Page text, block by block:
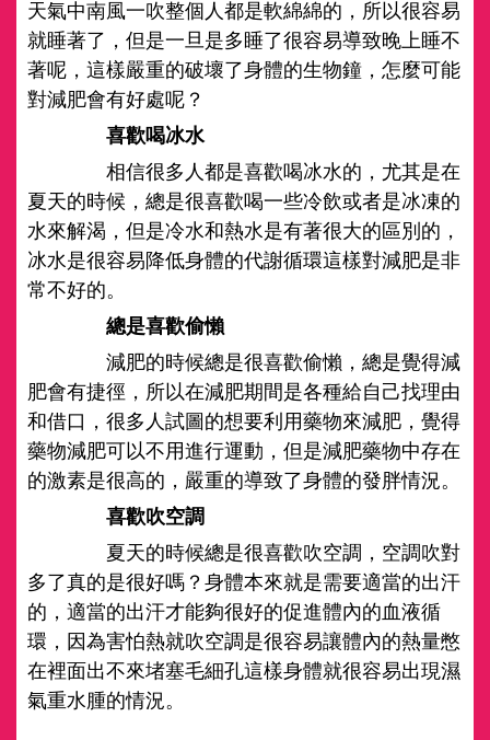
天氣中南風一吹整個人都是軟綿綿的，所以很容易
就睡著了，但是一旦是多睡了很容易導致晚上睡不
著呢，這樣嚴重的破壞了身體的生物鐘，怎麼可能
對減肥會有好處呢？
喜歡喝冰水
相信很多人都是喜歡喝冰水的，尤其是在
夏天的時候，總是很喜歡喝一些冷飲或者是冰凍的
水來解渴，但是冷水和熱水是有著很大的區別的，
冰水是很容易降低身體的代謝循環這樣對減肥是非
常不好的。
總是喜歡偷懶
減肥的時候總是很喜歡偷懶，總是覺得減
肥會有捷徑，所以在減肥期間是各種給自己找理由
和借口，很多人試圖的想要利用藥物來減肥，覺得
藥物減肥可以不用進行運動，但是減肥藥物中存在
的激素是很高的，嚴重的導致了身體的發胖情況。
喜歡吹空調
夏天的時候總是很喜歡吹空調，空調吹對
多了真的是很好嗎？身體本來就是需要適當的出汗
的，適當的出汗才能夠很好的促進體內的血液循
環，因為害怕熱就吹空調是很容易讓體內的熱量憋
在裡面出不來堵塞毛細孔這樣身體就很容易出現濕
氣重水腫的情況。